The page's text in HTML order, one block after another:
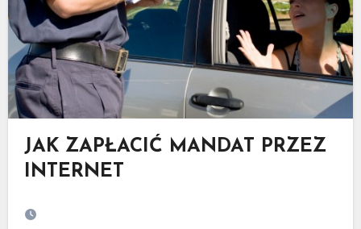
JAK ZAPŁACIĆ MANDAT PRZEZ
INTERNET